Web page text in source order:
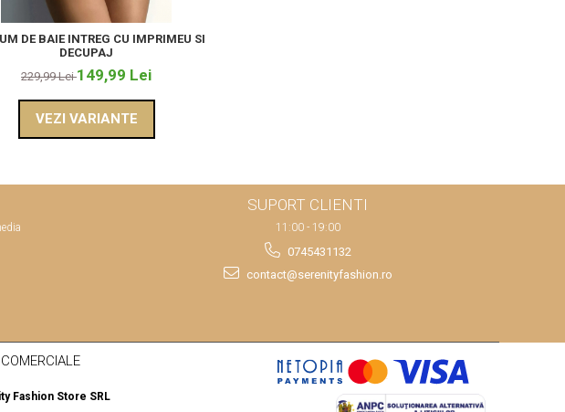
DE BAIE INTREG CU IMPRIMEU SI
DECUPAJ
229,99 Lei149,99 Lei
VEZI VARIANTE
SUPORT CLIENTI
11:00 - 19:00
0745431132
contact@serenityfashion.ro
Fashion Store SRL